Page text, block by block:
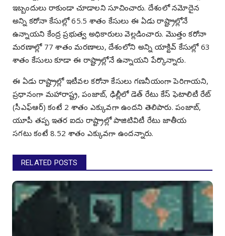
ఇబ్బందులు రాకుండా చూడాలని సూచించారు. దేశంలో నమోదైన
అన్ని కరోనా కేసుల్లో 65.5 శాతం కేసులు ఈ ఏడు రాష్ట్రాల్లోనే
ఉన్నాయని కేంద్ర ప్రభుత్వ అధికారులు వెల్లడించారు. మొత్తం కరోనా
మరణాల్లో 77 శాతం మరణాలు, దేశంలోని అన్ని యాక్టివ్ కేసుల్లో 63
శాతం కేసులు కూడా ఈ రాష్ట్రాల్లోనే ఉన్నాయని పేర్కొన్నారు.
ఈ ఏడు రాష్ట్రాల్లో ఇటీవల కరోనా కేసులు గణనీయంగా పెరిగాయని,
ప్రధానంగా మహారాష్ట్ర, పంజాబ్, ఢిల్లీలో డెత్ రేటు కేస్ ఫెటాలిటీ రేట్
(సీఎఫ్ఆర్) కంటే 2 శాతం ఎక్కువగా ఉందని తెలిపారు. పంజాబ్,
యూపీ తప్ప ఇతర ఐదు రాష్ట్రాల్లో పాజిటివిటీ రేటు జాతీయ
సగటు కంటే 8.52 శాతం ఎక్కువగా ఉందన్నారు.
RELATED POSTS